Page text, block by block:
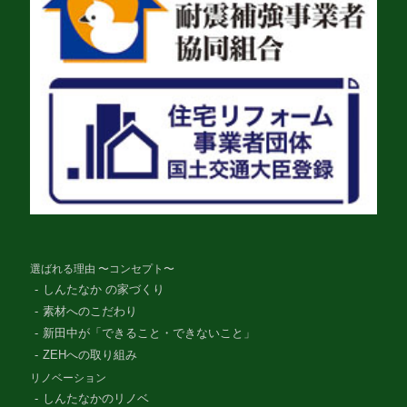
選ばれる理由 〜コンセプト〜
しんたなか の家づくり
素材へのこだわり
新田中が「できること・できないこと」
ZEHへの取り組み
リノベーション
しんたなかのリノベ